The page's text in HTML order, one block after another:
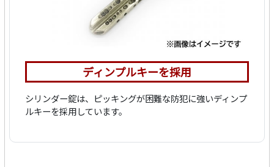
ディンプルキーを採用
シリンダー錠は、ピッキングが困難な防犯に強いディンプ
ルキーを採用しています。